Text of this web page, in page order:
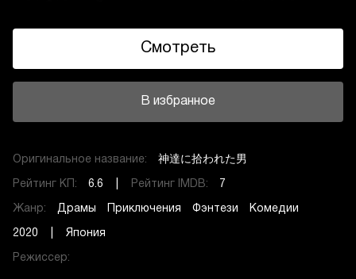
Смотреть
В избранное
Оригинальное название: 神達に拾われた男
Рейтинг КП: 6.6 | Рейтинг IMDB: 7
Жанр: Драмы Приключения Фэнтези Комедии
2020 | Япония
Режиссер: